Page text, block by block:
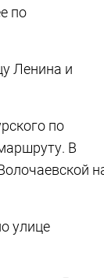
по
Ленина и
по
В
улице